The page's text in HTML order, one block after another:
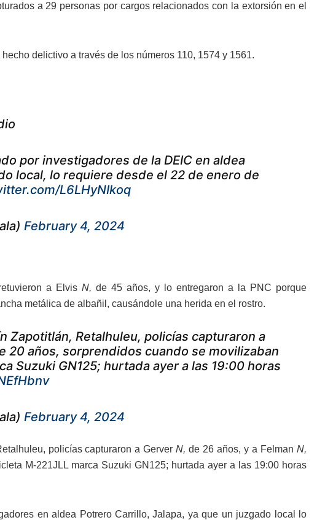
a 29 personas por cargos relacionados con la extorsión en el
delictivo a través de los números 110, 1574 y 1561.
por investigadores de la DEIC en aldea
local, lo requiere desde el 22 de enero de
L6LHyNIkoq
February 4, 2024
a Elvis N, de 45 años, y lo entregaron a la PNC porque
metálica de albañil, causándole una herida en el rostro.
Zapotitlán, Retalhuleu, policías capturaron a
20 años, sorprendidos cuando se movilizaban
Suzuki GN125; hurtada ayer a las 19:00 horas
February 4, 2024
policías capturaron a GerverN, de 26 años, y a FelmanN,
M-221JLL marca Suzuki GN125; hurtada ayer a las 19:00 horas
en aldea Potrero Carrillo, Jalapa, ya que un juzgado local lo